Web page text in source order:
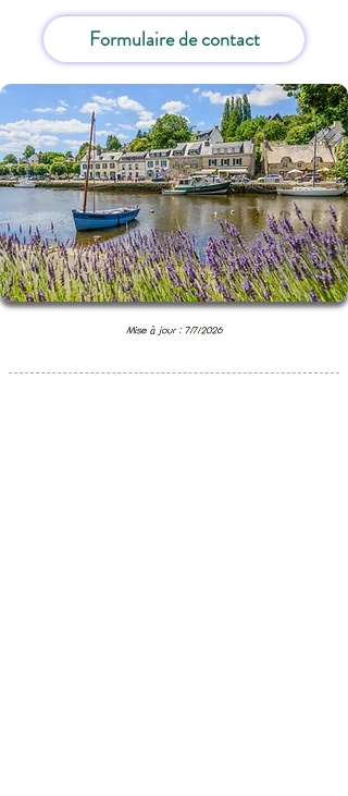
Formulaire de contact
Mise à jour : 7/7/2026